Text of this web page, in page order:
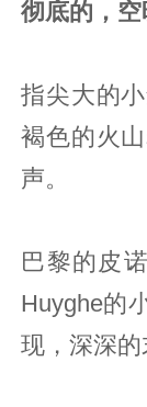
彻底的，空
指尖大的
褐色的火
声。
巴黎的皮
Huyghe的
现，深深的